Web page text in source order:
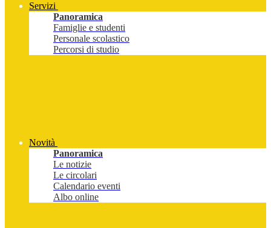
Servizi
Panoramica
Famiglie e studenti
Personale scolastico
Percorsi di studio
Novità
Panoramica
Le notizie
Le circolari
Calendario eventi
Albo online